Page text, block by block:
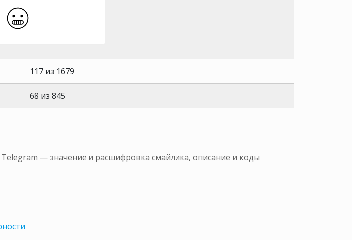
117 из 1679
68 из 845
— значение и расшифровка смайлика, описание и коды